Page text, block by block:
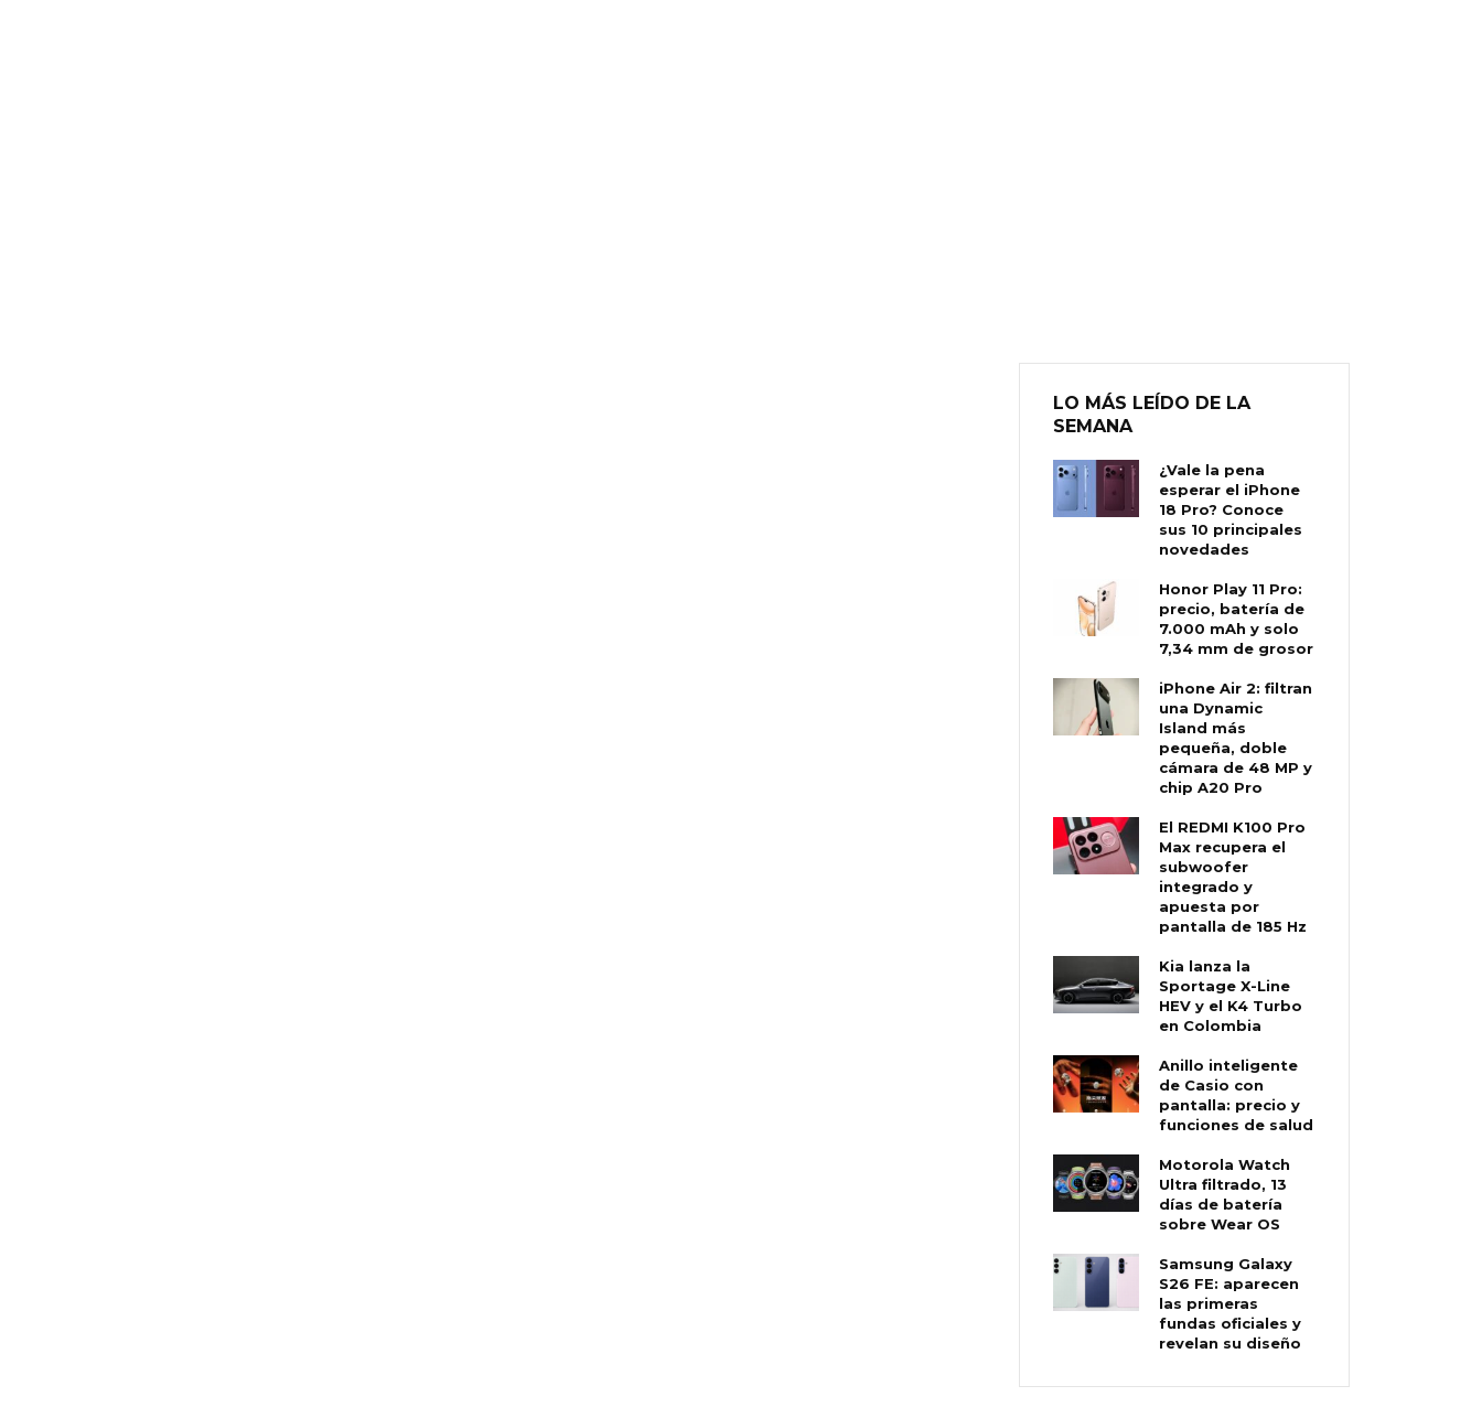
LO MÁS LEÍDO DE LA
SEMANA
¿Vale la pena
esperar el iPhone
18 Pro? Conoce
sus 10 principales
novedades
Honor Play 11 Pro:
precio, batería de
7.000 mAh y solo
7,34 mm de grosor
iPhone Air 2: filtran
una Dynamic
Island más
pequeña, doble
cámara de 48 MP y
chip A20 Pro
El REDMI K100 Pro
Max recupera el
subwoofer
integrado y
apuesta por
pantalla de 185 Hz
Kia lanza la
Sportage X-Line
HEV y el K4 Turbo
en Colombia
Anillo inteligente
de Casio con
pantalla: precio y
funciones de salud
Motorola Watch
Ultra filtrado, 13
días de batería
sobre Wear OS
Samsung Galaxy
S26 FE: aparecen
las primeras
fundas oficiales y
revelan su diseño